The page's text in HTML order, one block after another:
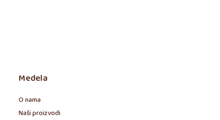
Medela
O nama
Naši proizvodi